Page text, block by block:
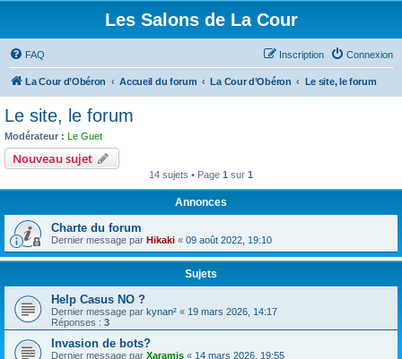
Les Salons de La Cour
FAQ Connexion
Inscription
La Cour d’Obéron Accueil du forum La Cour d’Obéron Le site, le forum
Le site, le forum
Modérateur : Le Guet
Nouveau sujet
14 sujets • Page 1 sur 1
Annonces
Charte du forum
Dernier message par Hikaki « 09 août 2022, 19:10
Sujets
Help Casus NO ?
Dernier message par kynan² « 19 mars 2026, 14:17
Réponses : 3
Invasion de bots?
Dernier message par Xaramis « 14 mars 2026, 19:55